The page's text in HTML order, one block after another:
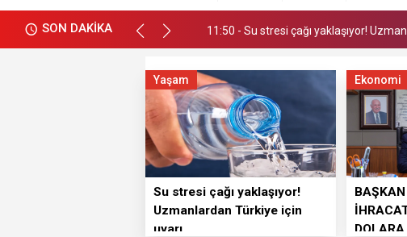
SON DAKİKA 12:39 - Büyükşehirden üreticiye 168
Yaşam
Su stresi çağı yaklaşıyor!
Uzmanlardan Türkiye için
uyarı
Ekonomi